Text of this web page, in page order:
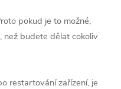
pokud je to možné,
než budete dělat cokoliv
restartování zařízení, je